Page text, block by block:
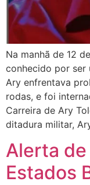
Na manhã de 12
conhecido por ser
Ary enfrentava
rodas, e foi
Carreira de Ary
ditadura militar,
Alerta
Estados